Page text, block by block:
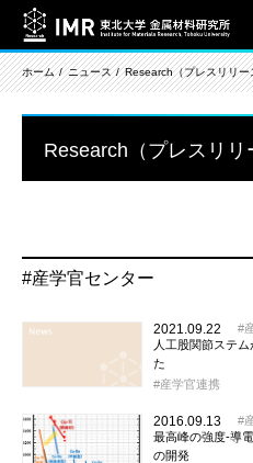
ホーム ニュース Research（プレスリリー
Research（プレスリリ
#産学官センター
2021.09.22
人工股関節ステ
た
産学官連携
2016.09.13
最高峰の強度-導
の開発